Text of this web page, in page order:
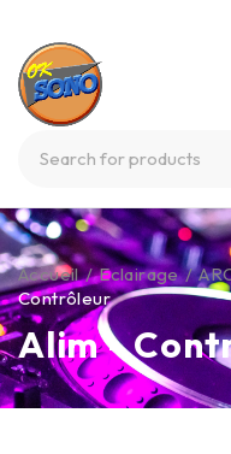
Alim -
Accueil / Eclairage /
Contrôleur